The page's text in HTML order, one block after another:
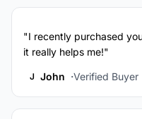
"I recently purchased
it really helps me!"
J John Verified Buyer